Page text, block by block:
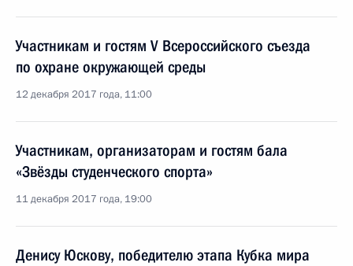
Участникам и гостям V Всероссийского съезда
по охране окружающей среды
12 декабря 2017 года, 11:00
Участникам, организаторам и гостям бала
«Звёзды студенческого спорта»
11 декабря 2017 года, 19:00
Денису Юскову, победителю этапа Кубка мира